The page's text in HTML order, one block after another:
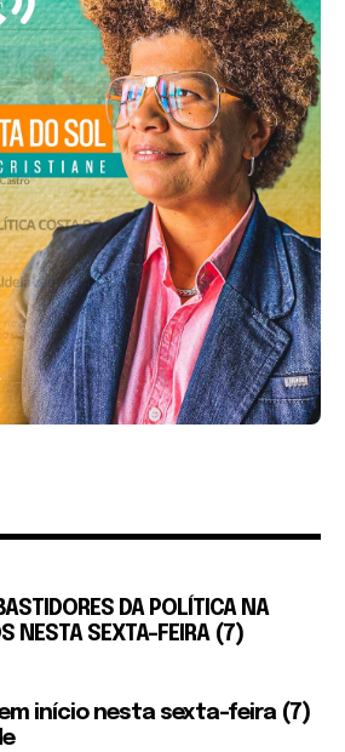
DA POLÍTICA NA
NESTA SEXTA-FEIRA (7)
início nesta sexta-feira (7)